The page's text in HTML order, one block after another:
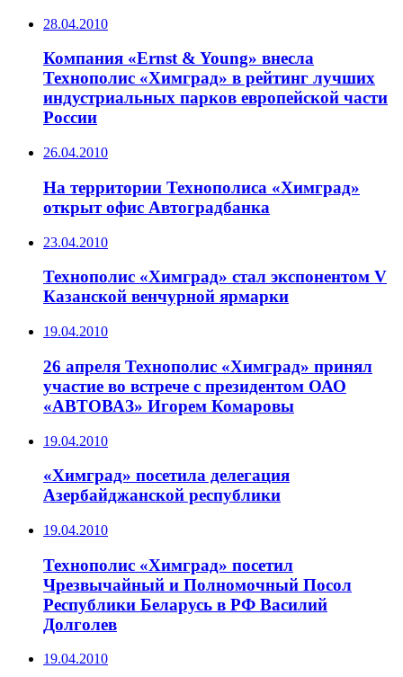
28.04.2010
Компания «Ernst & Young» внесла
Технополис «Химград» в рейтинг лучших
индустриальных парков европейской части
России
26.04.2010
На территории Технополиса «Химград»
открыт офис Автоградбанка
23.04.2010
Технополис «Химград» стал экспонентом V
Казанской венчурной ярмарки
19.04.2010
26 апреля Технополис «Химград» принял
участие во встрече с президентом ОАО
«АВТОВАЗ» Игорем Комаровы
19.04.2010
«Химград» посетила делегация
Азербайджанской республики
19.04.2010
Технополис «Химград» посетил
Чрезвычайный и Полномочный Посол
Республики Беларусь в РФ Василий
Долголев
19.04.2010